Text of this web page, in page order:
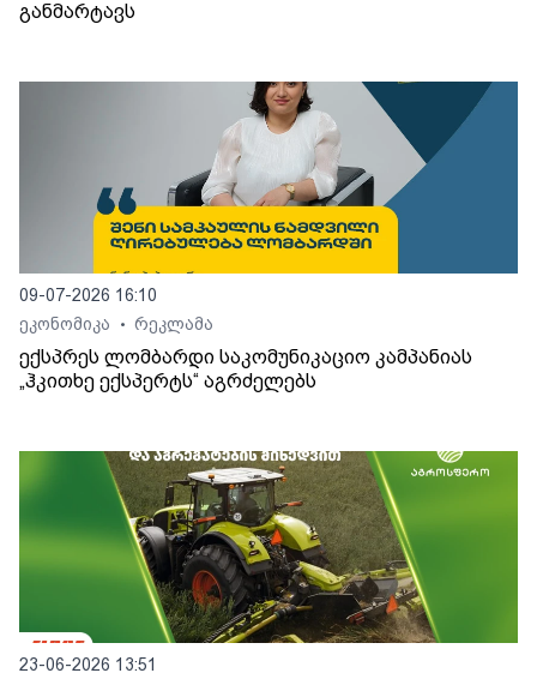
განმარტავს
09-07-2026 16:10
ეკონომიკა
• რეკლამა
ექსპრეს ლომბარდი საკომუნიკაციო კამპანიას
„ჰკითხე ექსპერტს“ აგრძელებს
23-06-2026 13:51